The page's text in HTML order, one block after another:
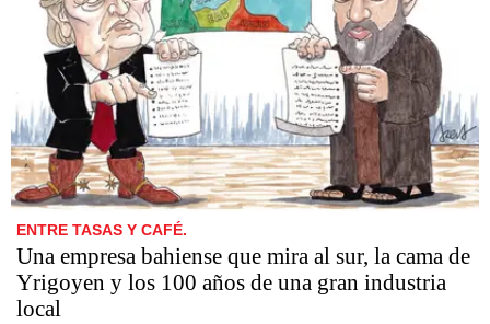
ENTRE TASAS Y CAFÉ.
Una empresa bahiense que mira al sur, la cama de
Yrigoyen y los 100 años de una gran industria
local